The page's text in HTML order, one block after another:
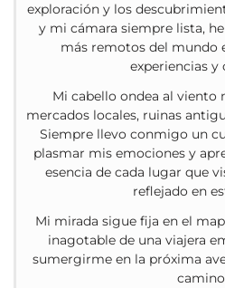
exploración y los
y mi cámara siempre lista,
más remotos del mundo
experiencias y
Mi cabello ondea al viento
mercados locales, ruinas
Siempre llevo conmigo un
plasmar mis emociones y
esencia de cada lugar que
reflejado en
Mi mirada sigue fija en el
inagotable de una viajera
sumergirme en la próxima